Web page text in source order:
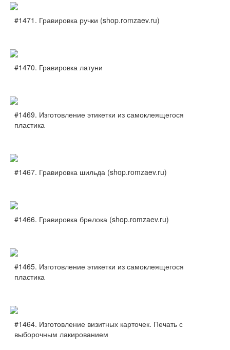
#1471. Гравировка ручки (shop.romzaev.ru)
#1470. Гравировка латуни
#1469. Изготовление этикетки из самоклеящегося
пластика
#1467. Гравировка шильда (shop.romzaev.ru)
#1466. Гравировка брелока (shop.romzaev.ru)
#1465. Изготовление этикетки из самоклеящегося
пластика
#1464. Изготовление визитных карточек. Печать с
выборочным лакированием